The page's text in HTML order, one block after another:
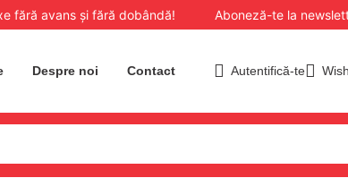
fără avans și fără dobândă! Aboneză-te la
Despre noi Contact Autentifică-te